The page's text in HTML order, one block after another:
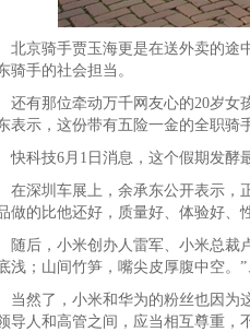
京骑手贾玉海更是在送外卖的途中
骑手的社会担当。
有那位牵动万千网友心的20岁女孩
表示，这份带有五险一金的全职骑
科技6月1日消息，这个假期发酵最
深圳车展上，余承东公开表示，正
做的比他还好，质量好、体验好、
后，小米创办人雷军、小米总裁卢
浅；山间竹笋，嘴尖皮厚腹中空。
然了，小米和华为的粉丝也因为这
导人和高管之间，应当相互尊重，